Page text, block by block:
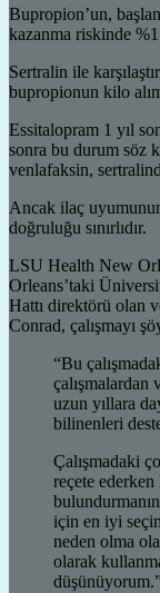
Bupropion’un,
kazanma riskinde
Sertralin ile
bupropionun kilo
Essitalopram 1 yıl
sonra bu durum söz
venlafaksin,
Ancak ilaç
doğruluğu sınırlıdır.
LSU Health New
Orleans’taki
Hattı direktörü olan
Conrad, çalışmayı
“Bu
çalışmalardan
uzun yıllara
bilinenleri
Çalışmadaki
reçete ederken
için en iyi
neden olma
olarak